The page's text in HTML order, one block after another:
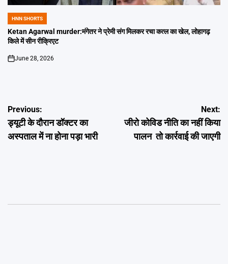
POSTED
IN
HNN SHORTS
Ketan Agarwal murder:मंगेतर ने प्रेमी संग मिलकर रचा कत्ल का खेल, लोहागढ़
किले में सीन रीक्रिएट
on
June 28, 2026
Post
navigation
Previous:
ड्यूटी के दौरान डॉक्टर का
अस्पताल में ना होना पड़ा भारी
Next:
जीरो कोविड नीति का नहीं किया
पालन तो कार्रवाई की जाएगी